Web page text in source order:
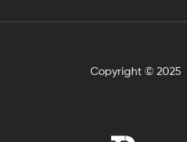
Copyright © 2025